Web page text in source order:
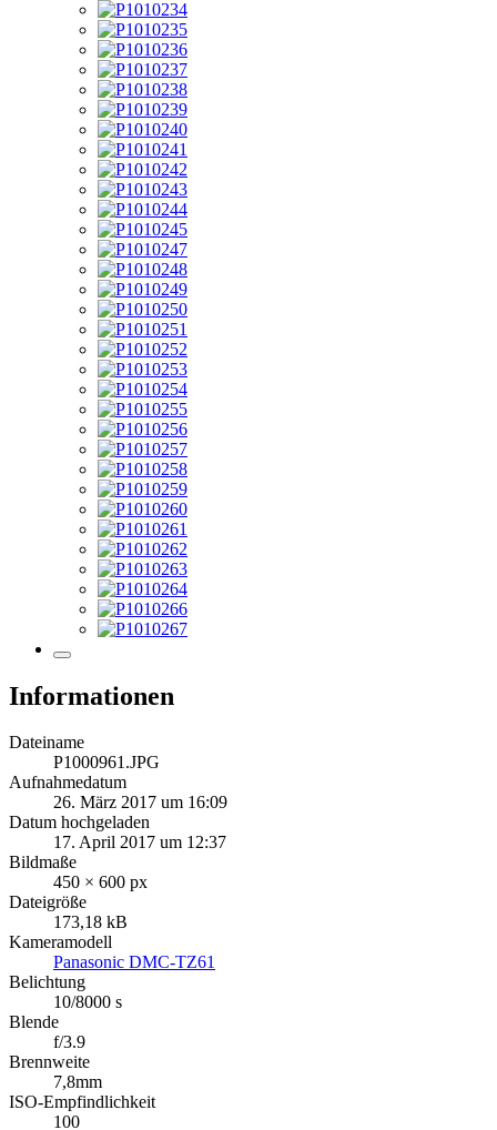
Informationen
Dateiname
P1000961.JPG
Aufnahmedatum
26. März 2017 um 16:09
Datum hochgeladen
17. April 2017 um 12:37
Bildmaße
450 × 600 px
Dateigröße
173,18 kB
Kameramodell
Panasonic DMC-TZ61
Belichtung
10/8000 s
Blende
f/3.9
Brennweite
7,8mm
ISO-Empfindlichkeit
100